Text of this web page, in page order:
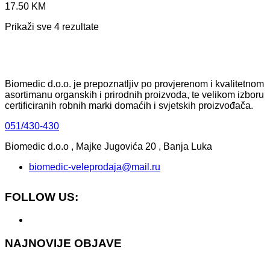
17.50 KM
Prikaži sve 4 rezultate
Biomedic d.o.o. je prepoznatljiv po provjerenom i kvalitetnom
asortimanu organskih i prirodnih proizvoda, te velikom izboru
certificiranih robnih marki domaćih i svjetskih proizvođača.
051/430-430
Biomedic d.o.o , Majke Jugovića 20 , Banja Luka
biomedic-veleprodaja@mail.ru
FOLLOW US:
NAJNOVIJE OBJAVE